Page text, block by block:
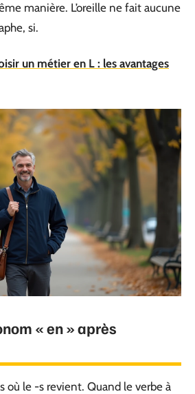
manière. L’oreille ne fait aucune
si.
un métier en L : les avantages
« en » après
où le -s revient. Quand le verbe à